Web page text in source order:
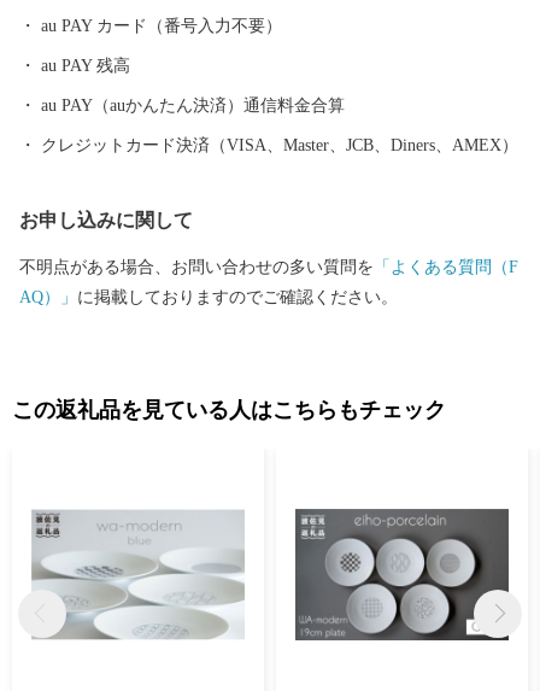
あった磁器を広く普及させるとともに、食文化にも大きな影響を
彩るおしゃれで機能的な日用和食器の一大産地として、全国的に
も高いシェアを誇っています。（すでに皆さまの食卓にも、波佐
見で作られたやきものがあるかも！？）窯元、棚田、温泉など、
au PAY カード（番号入力不要）
au PAY 残高
au PAY（auかんたん決済）通信料金合算
クレジットカード決済（VISA、Master、JCB、Diners、AMEX）
お申し込みに関して
不明点がある場合、お問い合わせの多い質問を 「よくある質問（F
AQ）」 に掲載しておりますのでご確認ください。
この返礼品を見ている人はこちらもチェック